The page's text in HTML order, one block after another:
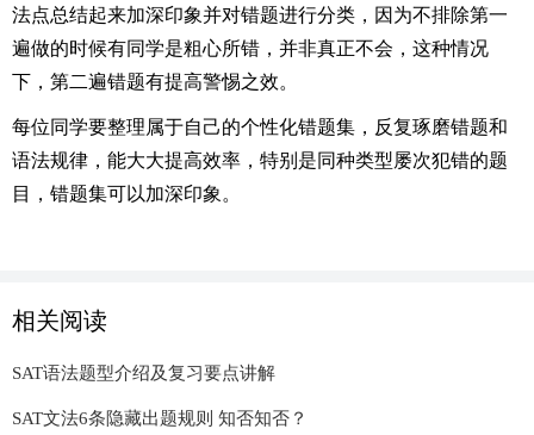
法点总结起来加深印象并对错题进行分类，因为不排除第一
遍做的时候有同学是粗心所错，并非真正不会，这种情况
下，第二遍错题有提高警惕之效。
每位同学要整理属于自己的个性化错题集，反复琢磨错题和
语法规律，能大大提高效率，特别是同种类型屡次犯错的题
目，错题集可以加深印象。
相关阅读
SAT语法题型介绍及复习要点讲解
SAT文法6条隐藏出题规则 知否知否？